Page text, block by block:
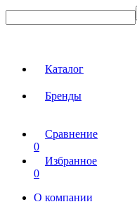
Каталог
Бренды
Сравнение
0
Избранное
0
О компании